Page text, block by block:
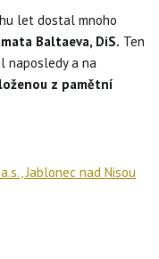
let dostal mnoho
Baltaeva, DiS. Ten
naposledy a na
z pamětní
Jablonec nad Nisou